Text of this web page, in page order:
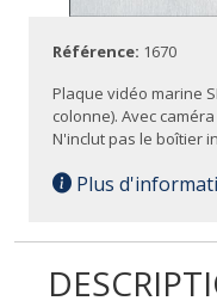
Référence: 1670
Plaque vidéo marine
colonne). Avec caméra
N'inclut pas le boîtier
Plus